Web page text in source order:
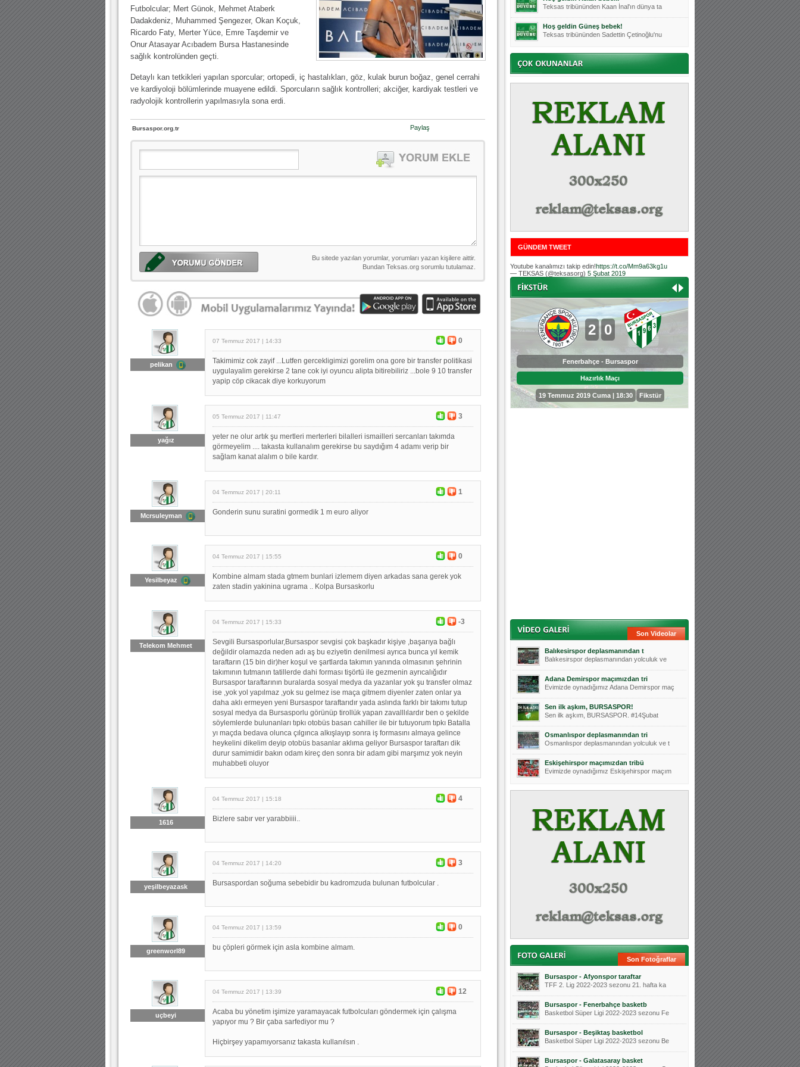
30.12.2022 18:00 | Hoş geldin Kadir Kağan Bebek!
11.11.2025 14:13 |
12.10.2025 17:30 |MUTLULUKLAR SİNAN SILACI
16.07.2024 14:32 |Hoş geldin Kerem Bebek!
08.01.2024 19:01 | Hoş geldin Aslan bebek!
Futbolcular; Mert Günok, Mehmet Ataberk
Dadakdeniz, Muhammed Şengezer, Okan Koçuk,
Ricardo Faty, Merter Yüce, Emre Taşdemir ve
Onur Atasayar Acıbadem Bursa Hastanesinde
sağlık kontrolünden geçti.
Detaylı kan tetkikleri yapılan sporcular; ortopedi, iç hastalıkları, göz, kulak burun boğaz, genel cerrahi
ve kardiyoloji bölümlerinde muayene edildi. Sporcuların sağlık kontrolleri; akciğer, kardiyak testleri ve
radyolojik kontrollerin yapılmasıyla sona erdi.
Bursaspor.org.tr Paylaş
pelikan
07 Temmuz 2017 | 14:33 0
Takimimiz cok zayif ...Lutfen gercekligimizi gorelim ona gore bir transfer politikasi
uygulayalim gerekirse 2 tane cok iyi oyuncu alipta bitirebiliriz ...bole 9 10 transfer
yapip cöp cikacak diye korkuyorum
yağız
05 Temmuz 2017 | 11:47 3
yeter ne olur artık şu mertleri merterleri bilalleri ismailleri sercanları takımda
görmeyelim .... takasta kullanalım gerekirse bu saydığım 4 adamı verip bir
sağlam kanat alalım o bile kardır.
Mcrsuleyman
04 Temmuz 2017 | 20:11 1
Gonderin sunu suratini gormedik 1 m euro aliyor
Yesilbeyaz
04 Temmuz 2017 | 15:55 0
Kombine almam stada gtmem bunlari izlemem diyen arkadas sana gerek yok
zaten stadin yakinina ugrama .. Kolpa Bursaskorlu
Telekom Mehmet
04 Temmuz 2017 | 15:33 -3
Sevgili Bursasporlular,Bursaspor sevgisi çok başkadır kişiye ,başarıya bağlı
değildir olamazda neden adı aş bu eziyetin denilmesi ayrıca bunca yıl kemik
taraftarın (15 bin dir)her koşul ve şartlarda takımın yanında olmasının şehrinin
takımının tutmanın tatillerde dahi forması tişörtü ile gezmenin ayrıcalığıdır
Bursaspor taraftarının buralarda sosyal medya da yazanlar yok şu transfer olmaz
ise ,yok yol yapılmaz ,yok su gelmez ise maça gitmem diyenler zaten onlar ya
daha aklı ermeyen yeni Bursaspor taraftarıdır yada aslında farklı bir takımı tutup
sosyal medya da Bursasporlu görünüp tirollük yapan zavalllılardır ben o şekilde
söylemlerde bulunanları tıpkı otobüs basan cahiller ile bir tutuyorum tıpkı Batalla
yı maçda bedava olunca çılgınca alkışlayıp sonra iş formasını almaya gelince
heykelini dikelim deyip otobüs basanlar aklıma geliyor Bursaspor taraftarı dik
durur samimidir bakın odam kireç den sonra bir adam gibi marşımız yok neyin
muhabbeti oluyor
1616
04 Temmuz 2017 | 15:18 4
Bizlere sabır ver yarabbiiii..
yeşilbeyazask
04 Temmuz 2017 | 14:20 3
Bursaspordan soğuma sebebidir bu kadromzuda bulunan futbolcular .
greenworl89
04 Temmuz 2017 | 13:59 0
bu çöpleri görmek için asla kombine almam.
uçbeyi
04 Temmuz 2017 | 13:39 12
Acaba bu yönetim işimize yaramayacak futbolcuları göndermek için çalışma
yapıyor mu ? Bir çaba sarfediyor mu ?
Hiçbirşey yapamıyorsanız takasta kullanılsın .
Teksas tribününden Kaan İnal'ın dünya ta
Hoş geldin Güneş bebek!
Teksas tribününden Sadettin Çetinoğlu'nu
Mutluluklar Ceyhun Tetik
Teksas tribünlerinin sevilen isimlerinde
Bursasporumuzun önü açılsın is
Hoş geldin Alaz Bebek!
Teksas.org sistem yöneticisi, ekibimizin
Hoş geldin Göktuğ Bebek!
Teksas.org ekibimizden ve tribünlerimizi
Teksas tribünlerinden Basri İleri'nin dü
Hoş geldin Kerem Bebek!
Tribünlerimizden Mesut Ulusoy'un (Duka)
Hoş geldin Aslan bebek!
Teksas tribününden Kaan İnal'ın dünya ta
Hoş geldin Güneş bebek!
Teksas tribününden Sadettin Çetinoğlu'nu
GÜNDEM TWEET
Youtube kanalımızı takip edin!https://t.co/Mm9a63kg1u
— TEKSAS (@teksasorg) 5 Şubat 2019
- -
Bursaspor - Altınordu
04 Temmuz 2020 Cumartesi | 20:00 Fikstür
2 0
Fenerbahçe - Bursaspor
Hazırlık Maçı
19 Temmuz 2019 Cuma | 18:30 Fikstür
0 3
Bursaspor - Sepahan
Hazırlık Maçı
25 Temmuz 2019 Perşembe |
Son Videolar
Balıkesirspor deplasmanından t
Balıkesirspor deplasmanından yolculuk ve
Adana Demirspor maçımızdan tri
Evimizde oynadığımız Adana Demirspor maç
Sen ilk aşkım, BURSASPOR!
Sen ilk aşkım, BURSASPOR. #14Şubat
Osmanlıspor deplasmanından tri
Osmanlıspor deplasmanından yolculuk ve t
Eskişehirspor maçımızdan tribü
Evimizde oynadığımız Eskişehirspor maçım
Son Fotoğraflar
Bursaspor - Afyonspor taraftar
TFF 2. Lig 2022-2023 sezonu 21. hafta ka
Bursaspor - Fenerbahçe basketb
Basketbol Süper Ligi 2022-2023 sezonu Fe
Bursaspor - Beşiktaş basketbol
Basketbol Süper Ligi 2022-2023 sezonu Be
Bursaspor - Galatasaray basket